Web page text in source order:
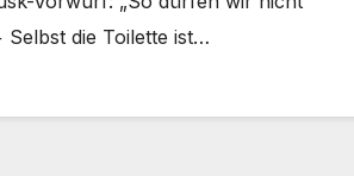
Selbst die Toilette ist…